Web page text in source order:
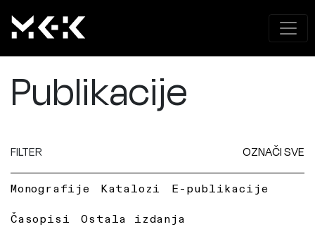
Publikacije
FILTER OZNAČI SVE
Monografije Katalozi E-publikacije
Časopisi Ostala izdanja